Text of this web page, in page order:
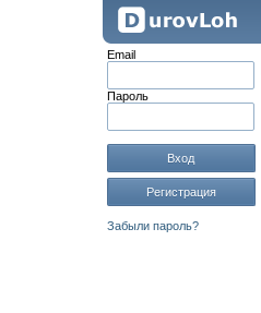
Email
Пароль
Вход
Регистрация
Забыли пароль?